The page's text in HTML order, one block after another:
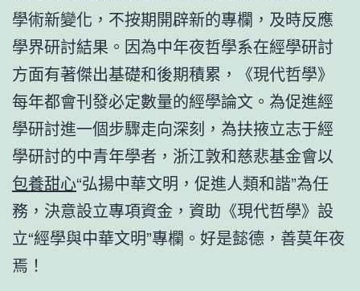
學術新變化，不按期開辟新的專欄，及時反應
學界研討結果。因為中年夜哲學系在經學研討
方面有著傑出基礎和後期積累，《現代哲學》
每年都會刊發必定數量的經學論文。為促進經
學研討進一個步驟走向深刻，為扶掖立志于經
學研討的中青年學者，浙江敦和慈悲基金會以
包養甜心“弘揚中華文明，促進人類和諧”為任
務，決意設立專項資金，資助《現代哲學》設
立“經學與中華文明”專欄。好是懿德，善莫年夜
焉！